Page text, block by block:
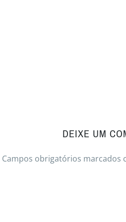
DEIXE UM
Campos obrigatórios marcados